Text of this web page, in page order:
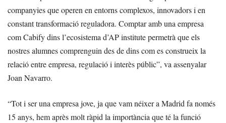
companyies que operen en entorns complexos, innovadors i en
constant transformació reguladora. Comptar amb una empresa
com Cabify dins l’ecosistema d’AP institute permetrà que els
nostres alumnes comprenguin des de dins com es construeix la
relació entre empresa, regulació i interès públic”, va assenyalar
Joan Navarro.
“Tot i ser una empresa jove, ja que vam néixer a Madrid fa només
15 anys, hem après molt ràpid la importància que té la funció